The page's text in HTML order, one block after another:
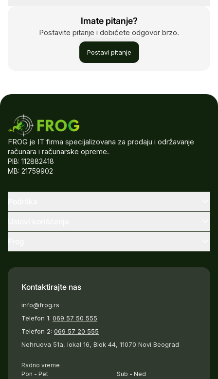
Imate pitanje?
Postavite pitanje i dobićete odgovor brzo.
Postavi pitanje
FROG je IT firma specijalizovana za prodaju i održavanje
računara i računarske opreme.
PIB: 112882418
MB: 21759902
Kontaktirajte nas
info@frog.rs
Telefon 1: 069 57 50 555
Telefon 2: 069 57 20 555
Nehruova 51a, lokal 16, Blok 44, 11070 Novi Beograd
Radno vreme
Pon - Pet
Sub - Ned